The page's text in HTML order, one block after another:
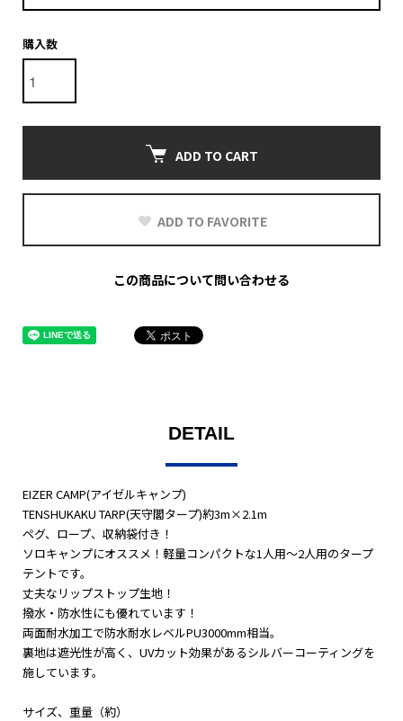
購入数
ADD TO CART
ADD TO FAVORITE
この商品について問い合わせる
DETAIL
EIZER CAMP(アイゼルキャンプ)
TENSHUKAKU TARP(天守閣タープ)約3m×2.1m
ペグ、ロープ、収納袋付き！
ソロキャンプにオススメ！軽量コンパクトな1人用〜2人用のタープ
テントです。
丈夫なリップストップ生地！
撥水・防水性にも優れています！
両面耐水加工で防水耐水レベルPU3000mm相当。
裏地は遮光性が高く、UVカット効果があるシルバーコーティングを
施しています。
サイズ、重量（約）